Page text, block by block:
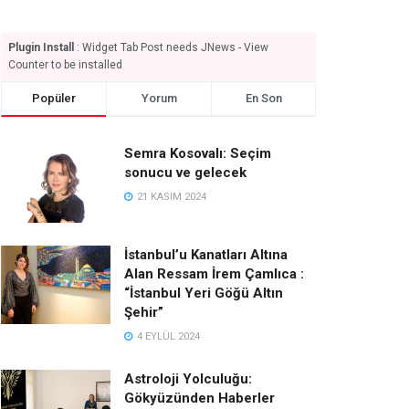
Plugin Install
: Widget Tab Post needs JNews - View
Counter to be installed
Popüler Yorum En Son
Semra Kosovalı: Seçim
sonucu ve gelecek
21 KASIM 2024
İstanbul’u Kanatları Altına
Alan Ressam İrem Çamlıca :
“İstanbul Yeri Göğü Altın
Şehir”
4 EYLÜL 2024
Astroloji Yolculuğu:
Gökyüzünden Haberler